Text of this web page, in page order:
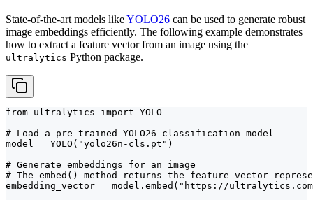
State-of-the-art models likeYOLO26 can be used to generate robust
image embeddings efficiently. The following example demonstrates
how to extract a feature vector from an image using the
ultralytics Python package.
from ultralytics import YOLO
# Load a pre-trained YOLO26 classification model
model = YOLO("yolo26n-cls.pt")
# Generate embeddings for an image
# The embed() method returns the feature vector
embedding_vector = model.embed("https://